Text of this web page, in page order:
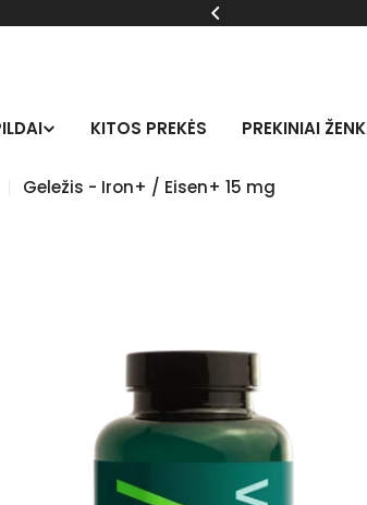
KITOS PREKĖS PREKINIAI
Geležis - Iron+ / Eisen+ 15 mg